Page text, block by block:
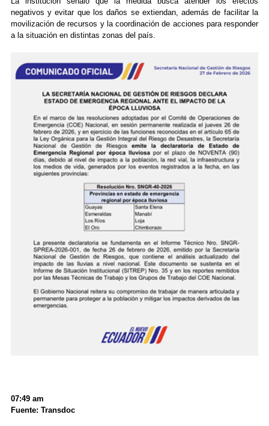
negativos y evitar que los daños se extiendan, además de facilitar la
movilización de recursos y la coordinación de acciones para responder
a la situación en distintas zonas del país.
07:49 am
Fuente: Transdoc